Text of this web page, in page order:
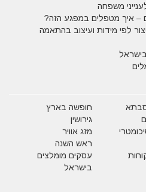
משפחה
– איך מטפלים במפגע הזה?
לפי מידות ועיצוב בהתאמה
חופשה בארץ
גירושין
מזג אוויר
ראש השנה
עסקים מומלצים
בישראל